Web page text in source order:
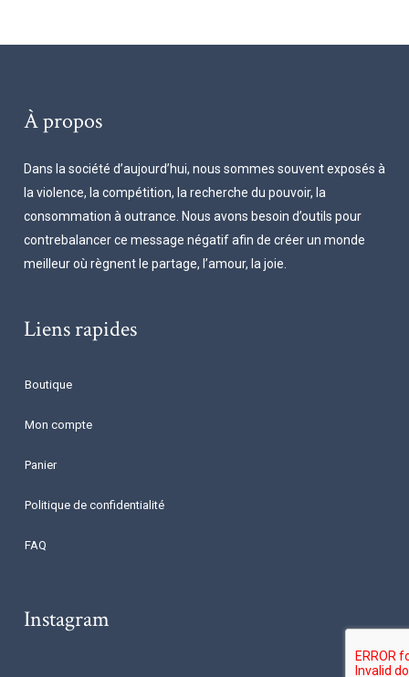
À propos
Dans la société d’aujourd’hui, nous sommes souvent exposés à
la violence, la compétition, la recherche du pouvoir, la
consommation à outrance. Nous avons besoin d’outils pour
contrebalancer ce message négatif afin de créer un monde
meilleur où règnent le partage, l’amour, la joie.
Liens rapides
Boutique
Mon compte
Panier
Politique de confidentialité
FAQ
Instagram